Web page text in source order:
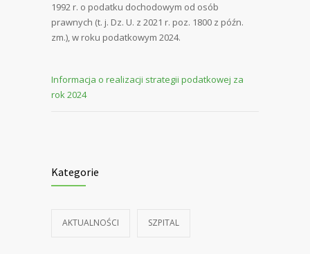
1992 r. o podatku dochodowym od osób
prawnych (t. j. Dz. U. z 2021 r. poz. 1800 z późn.
zm.), w roku podatkowym 2024.
Informacja o realizacji strategii podatkowej za
rok 2024
Kategorie
AKTUALNOŚCI SZPITAL